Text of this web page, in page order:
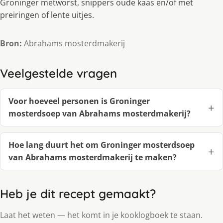
Groninger metworst, snippers oude kaas en/of met
preiringen of lente uitjes.
Bron: Abrahams mosterdmakerij
Veelgestelde vragen
Voor hoeveel personen is Groninger
mosterdsoep van Abrahams mosterdmakerij?
Hoe lang duurt het om Groninger mosterdsoep
van Abrahams mosterdmakerij te maken?
Heb je dit recept gemaakt?
Laat het weten — het komt in je kooklogboek te staan.